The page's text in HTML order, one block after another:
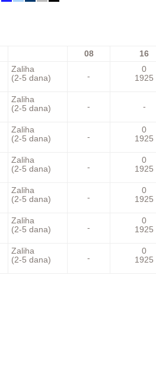
08 16
Zaliha
(2-5 dana)
-
0
1925
Zaliha
(2-5 dana)
- -
Zaliha
(2-5 dana)
-
0
1925
Zaliha
(2-5 dana)
-
0
1925
Zaliha
(2-5 dana)
-
0
1925
Zaliha
(2-5 dana)
-
0
1925
Zaliha
(2-5 dana)
-
0
1925